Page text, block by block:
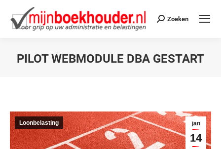
Zoeken
PILOT WEBMODULE DBA GESTART
jan
14
Loonbelasting